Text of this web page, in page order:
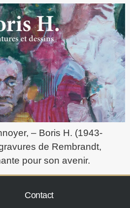
– Boris H. (1943-
de Rembrandt,
pour son avenir.
Contact